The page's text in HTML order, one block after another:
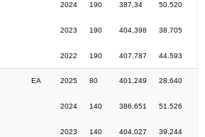
2024
2023
2022
190
190
190
387,34
404,398
407,787
50.520
38.705
44.593
EA 2025
2024
2023
80
140
140
401,249
386,651
404,027
28.640
51.526
39.244